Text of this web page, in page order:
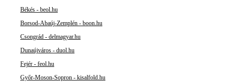
Békés - beol.hu
Borsod-Abaúj-Zemplén - boon.hu
Csongrád - delmagyar.hu
Dunaújváros - duol.hu
Fejér - feol.hu
Győr-Moson-Sopron - kisalfold.hu